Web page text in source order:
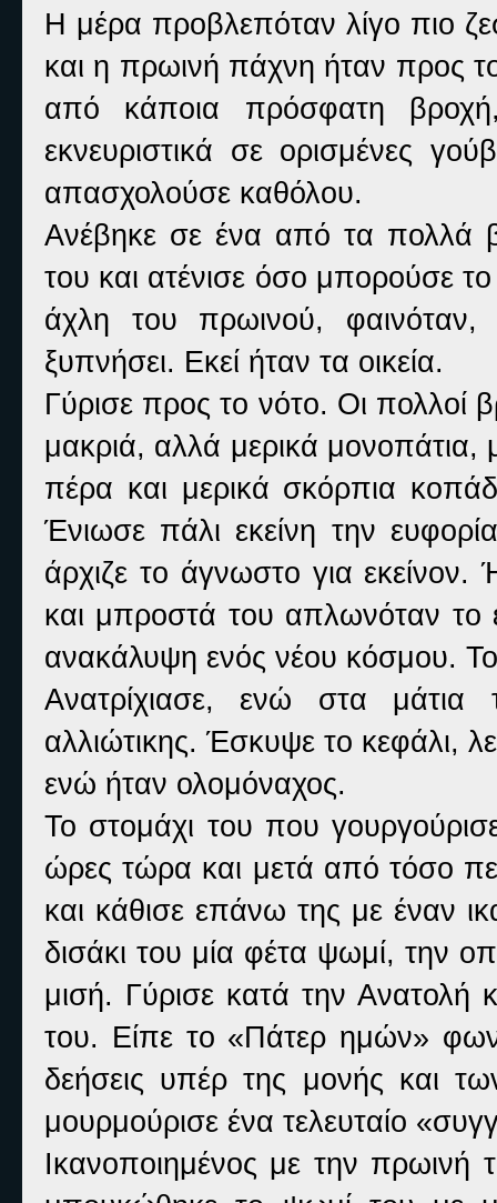
Η μέρα προβλεπόταν λίγο πιο
και η πρωινή πάχνη ήταν προς
από κάποια πρόσφατη
εκνευριστικά σε ορισμένες
απασχολούσε καθόλου.
Ανέβηκε σε ένα από τα
του και ατένισε όσο μπορούσε
άχλη του πρωινού,
ξυπνήσει. Εκεί ήταν τα οικεία.
Γύρισε προς το νότο. Οι πολλοί
μακριά, αλλά μερικά μονοπάτια,
πέρα και μερικά σκόρπια
Ένιωσε πάλι εκείνη την
άρχιζε το άγνωστο για
και μπροστά του απλωνόταν το
ανακάλυψη ενός νέου κόσμου.
Ανατρίχιασε, ενώ στα μάτια
αλλιώτικης. Έσκυψε το κεφάλι,
ενώ ήταν ολομόναχος.
Το στομάχι του που
ώρες τώρα και μετά από τόσο
και κάθισε επάνω της με έναν
δισάκι του μία φέτα ψωμί, την
μισή. Γύρισε κατά την Ανατολή
του. Είπε το «Πάτερ ημών»
δεήσεις υπέρ της μονής και
μουρμούρισε ένα τελευταίο
Ικανοποιημένος με την πρωινή